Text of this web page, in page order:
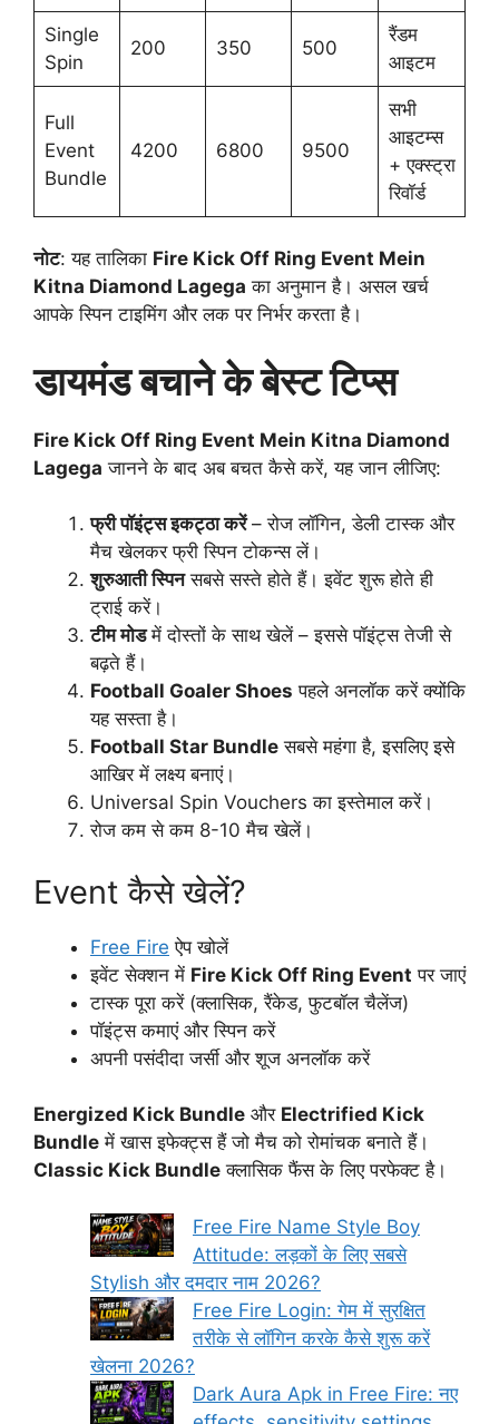
Single
Spin
200 350 500
रैंडम
आइटम
Full
Event
Bundle
4200 6800 9500
सभी
आइटम्स
+ एक्स्ट्रा
रिवॉर्ड
नोट: यह तालिका Fire Kick Off Ring Event Mein
Kitna Diamond Lagega का अनुमान है। असल खर्च
आपके स्पिन टाइमिंग और लक पर निर्भर करता है।
डायमंड बचाने के बेस्ट टिप्स
Fire Kick Off Ring Event Mein Kitna Diamond
Lagega जानने के बाद अब बचत कैसे करें, यह जान लीजिए:
फ्री पॉइंट्स इकट्ठा करें– रोज लॉगिन, डेली टास्क और
मैच खेलकर फ्री स्पिन टोकन्स लें।
शुरुआती स्पिनसबसे सस्ते होते हैं। इवेंट शुरू होते ही
ट्राई करें।
टीम मोडमें दोस्तों के साथ खेलें – इससे पॉइंट्स तेजी से
बढ़ते हैं।
Football Goaler Shoes पहले अनलॉक करें क्योंकि
यह सस्ता है।
Football Star Bundle सबसे महंगा है, इसलिए इसे
आखिर में लक्ष्य बनाएं।
Universal Spin Vouchers का इस्तेमाल करें।
रोज कम से कम 8-10 मैच खेलें।
Event कैसे खेलें?
Free Fire ऐप खोलें
इवेंट सेक्शन में Fire Kick Off Ring Event पर जाएं
टास्क पूरा करें (क्लासिक, रैंकेड, फुटबॉल चैलेंज)
पॉइंट्स कमाएं और स्पिन करें
अपनी पसंदीदा जर्सी और शूज अनलॉक करें
Energized Kick Bundle और Electrified Kick
Bundle में खास इफेक्ट्स हैं जो मैच को रोमांचक बनाते हैं।
Classic Kick Bundle क्लासिक फैंस के लिए परफेक्ट है।
Free Fire Name Style Boy
Attitude: लड़कों के लिए सबसे
Stylish और दमदार नाम 2026?
Free Fire Login: गेम में सुरक्षित
तरीके से लॉगिन करके कैसे शुरू करें
खेलना 2026?
Dark Aura Apk in Free Fire: नए